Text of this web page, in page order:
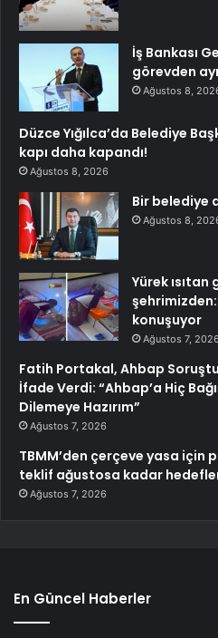
İş Bankası
görevden
Ağustos 8,
Düzce Yığılca’da Belediye
kapı daha kapandı!
Ağustos 8, 2026
Bir belediye
Ağustos 8,
Yürek
konuşuyor
Ağustos 7, 2026
Fatih Portakal, Ahbap
İfade Verdi: “Ahbap’a Hiç
Dilemeye Hazırım”
Ağustos 7, 2026
TBMM’den çerçeve yasa için
teklif ağustosa kadar
Ağustos 7, 2026
En Güncel Haberler